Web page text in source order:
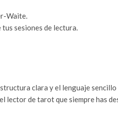
Waite.
sesiones de lectura.
clara y el lenguaje
lector de tarot que siempre has